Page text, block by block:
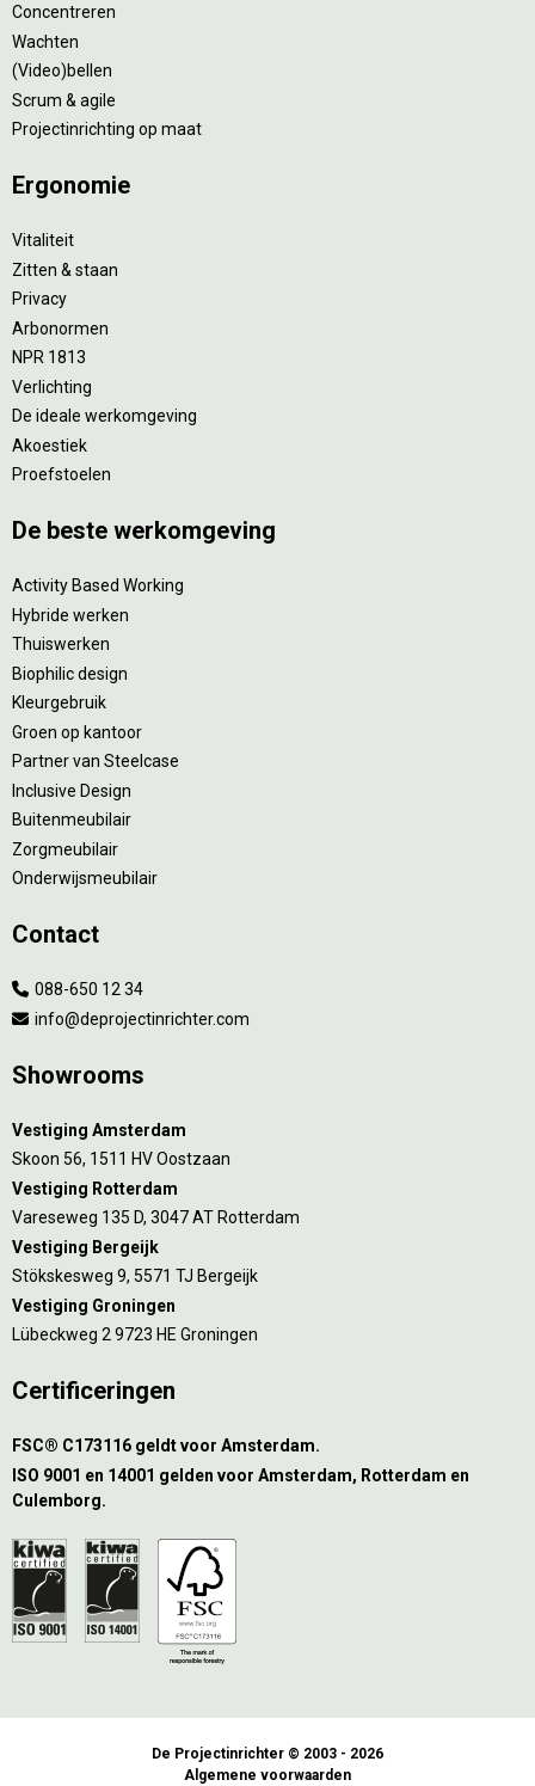
Concentreren
Wachten
(Video)bellen
Scrum & agile
Projectinrichting op maat
Ergonomie
Vitaliteit
Zitten & staan
Privacy
Arbonormen
NPR 1813
Verlichting
De ideale werkomgeving
Akoestiek
Proefstoelen
De beste werkomgeving
Activity Based Working
Hybride werken
Thuiswerken
Biophilic design
Kleurgebruik
Groen op kantoor
Partner van Steelcase
Inclusive Design
Buitenmeubilair
Zorgmeubilair
Onderwijsmeubilair
Contact
088-650 12 34
info@deprojectinrichter.com
Showrooms
Vestiging Amsterdam
Skoon 56, 1511 HV Oostzaan
Vestiging Rotterdam
Vareseweg 135 D, 3047 AT Rotterdam
Vestiging Bergeijk
Stökskesweg 9, 5571 TJ Bergeijk
Vestiging Groningen
Lübeckweg 2 9723 HE Groningen
Certificeringen
FSC® C173116 geldt voor Amsterdam.
ISO 9001 en 14001 gelden voor Amsterdam, Rotterdam en
Culemborg.
De Projectinrichter © 2003 - 2026
Algemene voorwaarden